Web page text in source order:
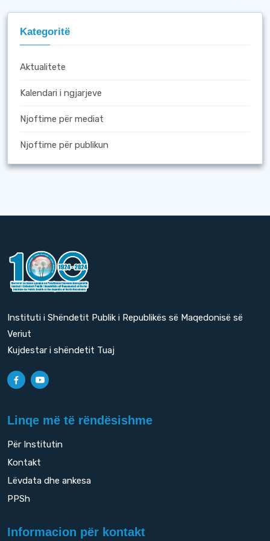
Kategoritë
Aktualitete
Kalendari i ngjarjeve
Njoftime për mediat
Njoftime për publikun
Instituti i Shëndetit Publik i Republikës së Maqedonisë së
Veriut
Kujdestar i shëndetit Tuaj
Linqe më të rëndësishme
Për Institutin
Kontakt
Lëvdata dhe ankesa
PPSh
Informacion për kontakt